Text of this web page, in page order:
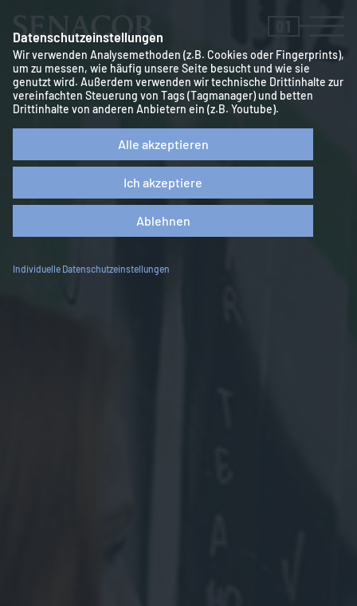
01
Datenschutzeinstellungen
Wir verwenden Analysemethoden (z.B. Cookies oder Fingerprints),
um zu messen, wie häufig unsere Seite besucht und wie sie
genutzt wird. Außerdem verwenden wir technische Drittinhalte zur
vereinfachten Steuerung von Tags (Tagmanager) und betten
Drittinhalte von anderen Anbietern ein (z.B. Youtube).
Individuelle Datenschutzeinstellungen
Ablehnen
Alle akzeptieren
Ich akzeptiere